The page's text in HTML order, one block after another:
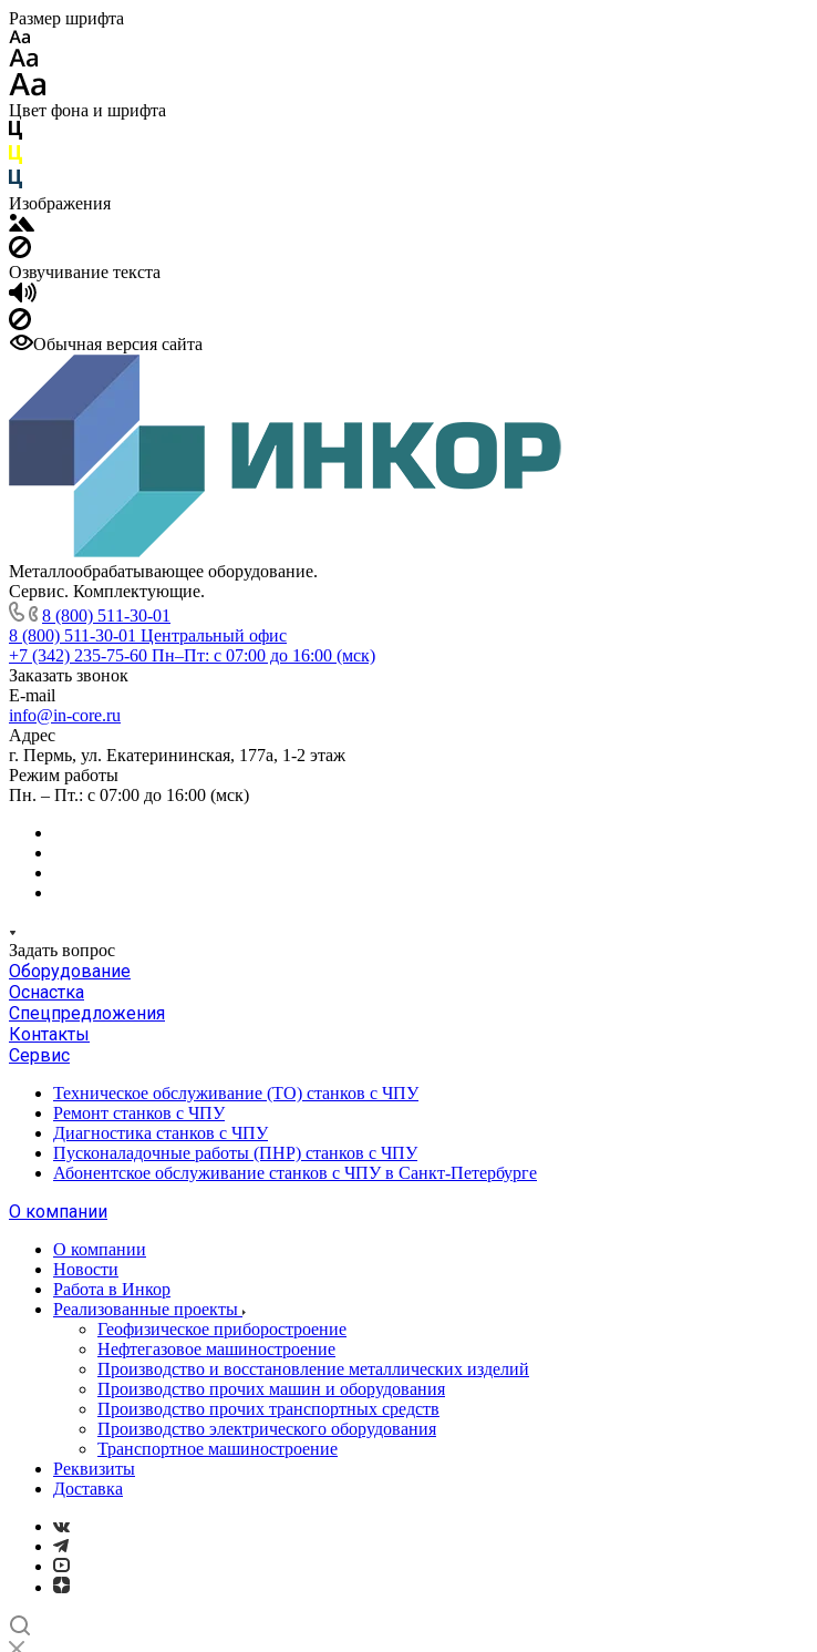
Размер шрифта
Цвет фона и шрифта
Изображения
Озвучивание текста
Обычная версия сайта
Металлообрабатывающее оборудование.
Сервис. Комплектующие.
8 (800) 511-30-01
8 (800) 511-30-01 Центральный офис
+7 (342) 235-75-60 Пн–Пт: с 07:00 до 16:00 (мск)
Заказать звонок
E-mail
info@in-core.ru
Адрес
г. Пермь, ул. ​Екатерининская, 177а, ​1-2 этаж
Режим работы
Пн. – Пт.: с 07:00 до 16:00 (мск)
Задать вопрос
Оборудование
Оснастка
Спецпредложения
Контакты
Сервис
Техническое обслуживание (ТО) станков с ЧПУ
Ремонт станков с ЧПУ
Диагностика станков с ЧПУ
Пусконаладочные работы (ПНР) станков с ЧПУ
Абонентское обслуживание станков с ЧПУ в Санкт-Петербурге
О компании
О компании
Новости
Работа в Инкор
Реализованные проекты
Геофизическое приборостроение
Нефтегазовое машиностроение
Производство и восстановление металлических изделий
Производство прочих машин и оборудования
Производство прочих транспортных средств
Производство электрического оборудования
Транспортное машиностроение
Реквизиты
Доставка